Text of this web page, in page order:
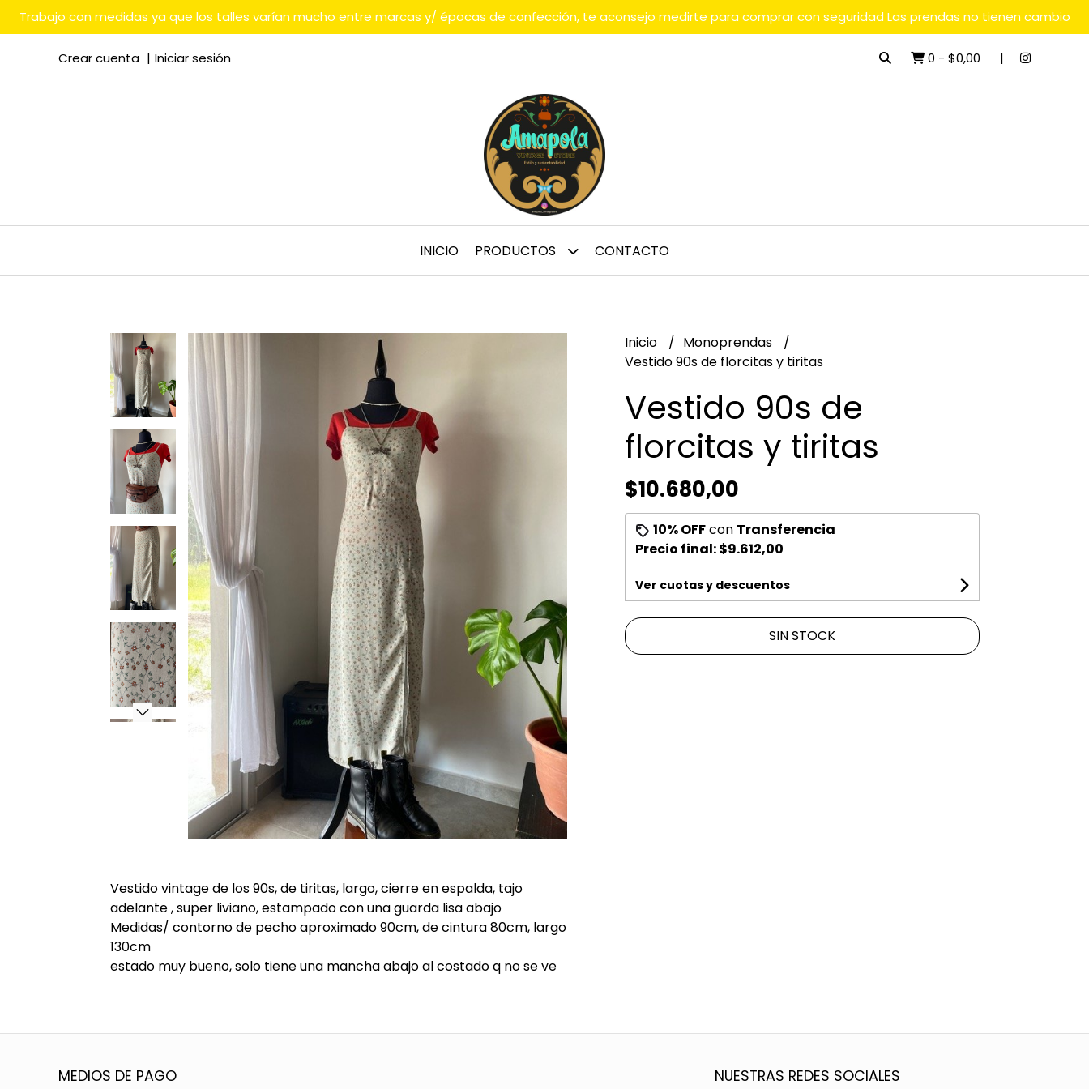
Trabajo con medidas ya que los talles varían mucho entre marcas y/ épocas de confección, te aconsejo medirte para comprar con seguridad Las prendas no tienen cambio
Crear cuenta Iniciar sesión 0 - $0,00
INICIO PRODUCTOS CONTACTO
Vestido vintage de los 90s, de tiritas, largo, cierre en espalda, tajo
adelante , super liviano, estampado con una guarda lisa abajo
Medidas/ contorno de pecho aproximado 90cm, de cintura 80cm, largo
130cm
estado muy bueno, solo tiene una mancha abajo al costado q no se ve
Inicio
Monoprendas
Vestido 90s de florcitas y tiritas
Vestido 90s de
florcitas y tiritas
$10.680,00
10% OFFcon Transferencia
Precio final:$9.612,00
Ver cuotas y descuentos
SIN STOCK
MEDIOS DE PAGO NUESTRAS REDES SOCIALES